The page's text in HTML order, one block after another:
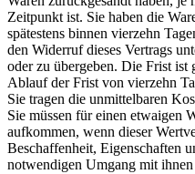
Zeitpunkt ist. Sie haben die
spätestens binnen vierzehn
den Widerruf dieses Vertrags
oder zu übergeben. Die Frist
Ablauf der Frist von vierzehn
Sie tragen die unmittelbaren
Sie müssen für einen etwaigen
aufkommen, wenn dieser
Beschaffenheit, Eigenschaften
notwendigen Umgang mit